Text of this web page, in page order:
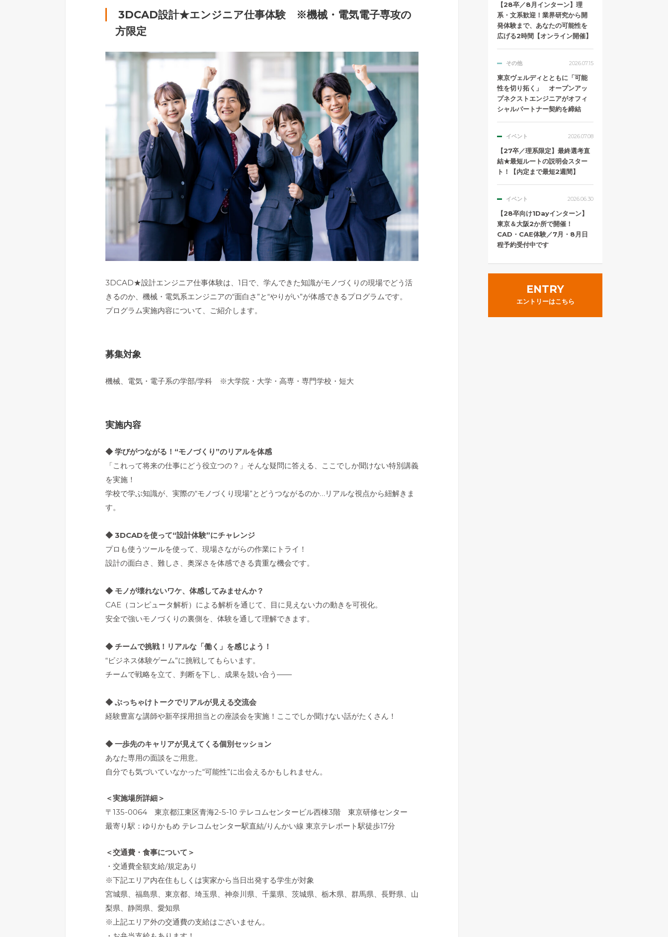
3DCAD設計★エンジニア仕事体験 ※機械・電気電子専攻の
方限定
3DCAD★設計エンジニア仕事体験は、1日で、学んできた知識がモノづくりの現場でどう活
きるのか、機械・電気系エンジニアの“面白さ”と“やりがい”が体感できるプログラムです。
プログラム実施内容について、ご紹介します。
募集対象
機械、電気・電子系の学部/学科 ※大学院・大学・高専・専門学校・短大
実施内容
◆ 学びがつながる！“モノづくり”のリアルを体感
「これって将来の仕事にどう役立つの？」そんな疑問に答える、ここでしか聞けない特別講義
を実施！
学校で学ぶ知識が、実際の“モノづくり現場”とどうつながるのか…リアルな視点から紐解きま
す。
◆ 3DCADを使って“設計体験”にチャレンジ
プロも使うツールを使って、現場さながらの作業にトライ！
設計の面白さ、難しさ、奥深さを体感できる貴重な機会です。
◆ モノが壊れないワケ、体感してみませんか？
CAE（コンピュータ解析）による解析を通じて、目に見えない力の動きを可視化。
安全で強いモノづくりの裏側を、体験を通して理解できます。
◆ チームで挑戦！リアルな「働く」を感じよう！
“ビジネス体験ゲーム”に挑戦してもらいます。
チームで戦略を立て、判断を下し、成果を競い合う――
◆ ぶっちゃけトークでリアルが見える交流会
経験豊富な講師や新卒採用担当との座談会を実施！ここでしか聞けない話がたくさん！
◆ 一歩先のキャリアが見えてくる個別セッション
あなた専用の面談をご用意。
自分でも気づいていなかった“可能性”に出会えるかもしれません。
＜実施場所詳細＞
〒135-0064 東京都江東区青海2-5-10 テレコムセンタービル西棟3階 東京研修センター
最寄り駅：ゆりかもめ テレコムセンター駅直結/りんかい線 東京テレポート駅徒歩17分
＜交通費・食事について＞
・交通費全額支給/規定あり
※下記エリア内在住もしくは実家から当日出発する学生が対象
宮城県、福島県、東京都、埼玉県、神奈川県、千葉県、茨城県、栃木県、群馬県、長野県、山
梨県、静岡県、愛知県
※上記エリア外の交通費の支給はございません。
【28卒／8月インターン】理
系・文系歓迎！業界研究から開
発体験まで、あなたの可能性を
広げる2時間【オンライン開催】
その他 2026.07.15
東京ヴェルディとともに「可能
性を切り拓く」 オープンアッ
プネクストエンジニアがオフィ
シャルパートナー契約を締結
イベント 2026.07.08
【27卒／理系限定】最終選考直
結★最短ルートの説明会スター
ト！【内定まで最短2週間】
イベント 2026.06.30
【28卒向け1Dayインターン】
東京＆大阪2か所で開催！
CAD・CAE体験／7月・8月日
程予約受付中です
ENTRY
エントリーはこちら